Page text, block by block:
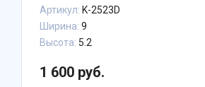
Артикул: K-2523D
Ширина: 9
Высота: 5.2
1 600 руб.